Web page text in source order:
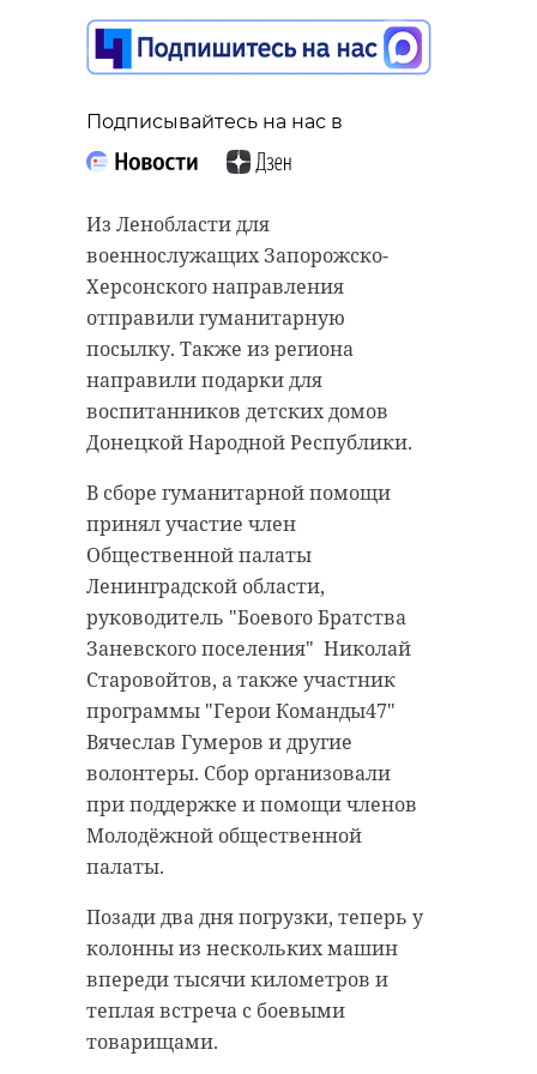
Подписывайтесь на нас в
Из Ленобласти для
военнослужащих Запорожско-
Херсонского направления
отправили гуманитарную
посылку. Также из региона
направили подарки для
воспитанников детских домов
Донецкой Народной Республики.
В сборе гуманитарной помощи
принял участие член
Общественной палаты
Ленинградской области,
руководитель "Боевого Братства
Заневского поселения" Николай
Старовойтов, а также участник
программы "Герои Команды47"
Вячеслав Гумеров и другие
волонтеры. Сбор организовали
при поддержке и помощи членов
Молодёжной общественной
палаты.
Позади два дня погрузки, теперь у
колонны из нескольких машин
впереди тысячи километров и
теплая встреча с боевыми
товарищами.
РЕКОМЕНДУЕМ
Детский сад в
Луге готовится к
открытию - фото
30 октября 2020, 09:04
гимназии и
...